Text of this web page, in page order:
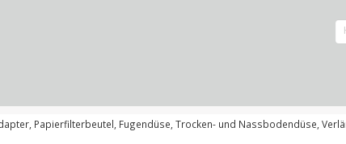
Papierfilterbeutel, Fugendüse, Trocken- und Nassbodendüse,